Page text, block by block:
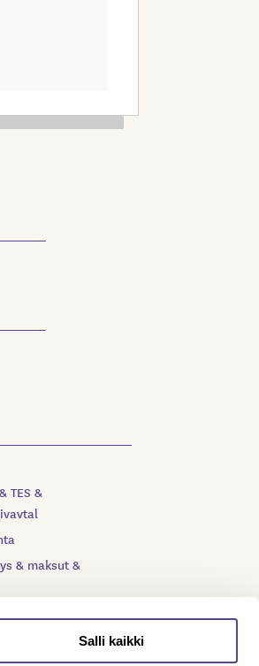
Salli kaikki
TES &
& maksut &
& organisaatio